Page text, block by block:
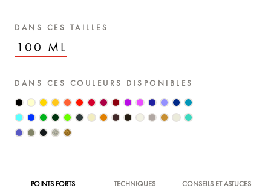
DANS CES TAILLES
100 ML
DANS CES COULEURS DISPONIBLES
POINTS FORTS TECHNIQUES CONSEILS ET ASTUCES